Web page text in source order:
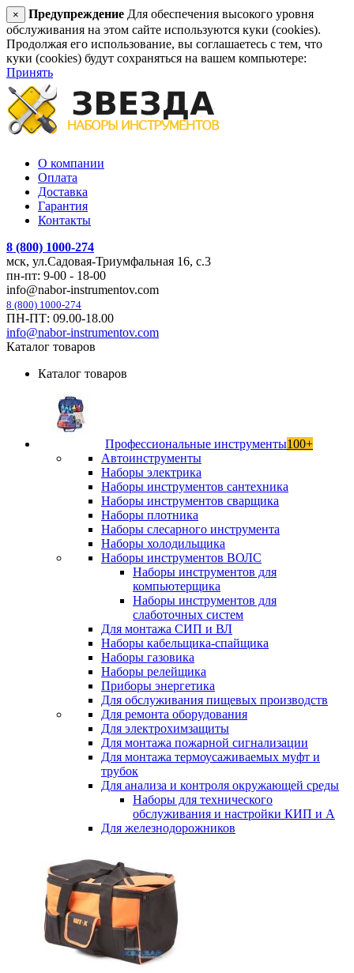
× Предупреждение Для обеспечения высокого уровня
обслуживания на этом сайте используются куки (cookies).
Продолжая его использование, вы соглашаетесь с тем, что
куки (cookies) будут сохраняться на вашем компьютере:
Принять
О компании
Оплата
Доставка
Гарантия
Контакты
8 (800) 1000-274
мск, ул.Садовая-Триумфальная 16, с.3
пн-пт: 9-00 - 18-00
info@nabor-instrumentov.com
8 (800) 1000-274
ПН-ПТ: 09.00-18.00
info@nabor-instrumentov.com
Каталог товаров
Каталог товаров
Профессиональные инструменты100+
Автоинструменты
Наборы электрика
Наборы инструментов сантехника
Наборы инструментов сварщика
Наборы плотника
Наборы слесарного инструмента
Наборы холодильщика
Наборы инструментов ВОЛС
Наборы инструментов для
компьютерщика
Наборы инструментов для
слаботочных систем
Для монтажа СИП и ВЛ
Наборы кабельщика-спайщика
Наборы газовика
Наборы релейщика
Приборы энергетика
Для обслуживания пищевых производств
Для ремонта оборудования
Для электрохимзащиты
Для монтажа пожарной сигнализации
Для монтажа термоусаживаемых муфт и
трубок
Для анализа и контроля окружающей среды
Наборы для технического
обслуживания и настройки КИП и А
Для железнодорожников